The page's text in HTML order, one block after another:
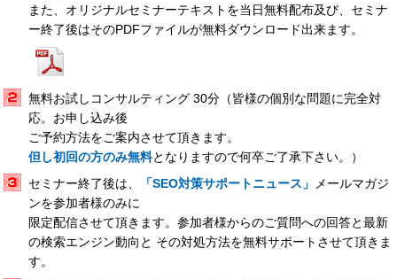
また、オリジナルセミナーテキストを当日無料配布及び、セミナ
ー終了後はそのPDFファイルが無料ダウンロード出来ます。
無料お試しコンサルティング 30分（皆様の個別な問題に完全対
応。お申し込み後
ご予約方法をご案内させて頂きます。
但し初回の方のみ無料となりますので何卒ご了承下さい。）
セミナー終了後は、
「SEO対策サポートニュース」
メールマガジ
ンを参加者様のみに
限定配信させて頂きます。参加者様からのご質問への回答と最新
の検索エンジン動向と その対処方法を無料サポートさせて頂きま
す。